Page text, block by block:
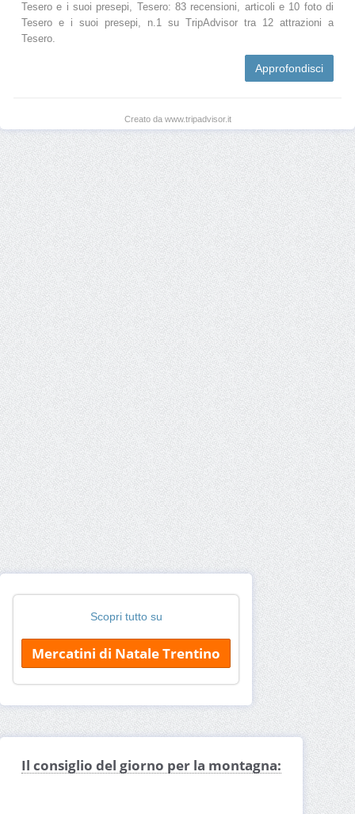
Tesero e i suoi presepi, Tesero: 83 recensioni, articoli e 10 foto di
Tesero e i suoi presepi, n.1 su TripAdvisor tra 12 attrazioni a
Tesero.
Approfondisci
Creato da www.tripadvisor.it
Scopri tutto su
Mercatini di Natale Trentino
Il consiglio del giorno per la montagna: